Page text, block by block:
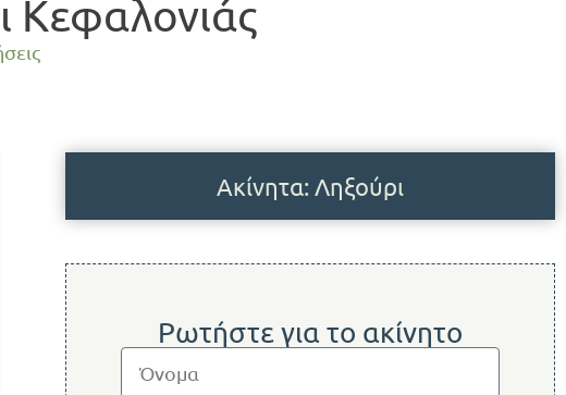
Κεφαλονιάς
Ακίνητα: Ληξούρι
Ρωτήστε για το ακίνητο